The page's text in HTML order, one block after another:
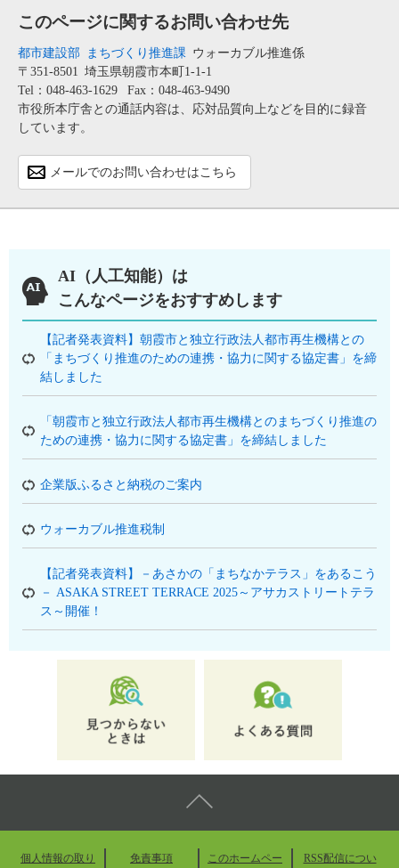
このページに関するお問い合わせ先
都市建設部 まちづくり推進課 ウォーカブル推進係
〒351-8501
埼玉県朝霞市本町1-1-1
Tel：048-463-1629
Fax：048-463-9490
市役所本庁舎との通話内容は、応対品質向上などを目的に録音
しています。
メールでのお問い合わせはこちら
AI（人工知能）は
こんなページをおすすめします
【記者発表資料】朝霞市と独立行政法人都市再生機構との
「まちづくり推進のための連携・協力に関する協定書」を締
結しました
「朝霞市と独立行政法人都市再生機構とのまちづくり推進の
ための連携・協力に関する協定書」を締結しました
企業版ふるさと納税のご案内
ウォーカブル推進税制
【記者発表資料】－あさかの「まちなかテラス」をあるこう
－ ASAKA STREET TERRACE 2025～アサカストリートテラ
ス～開催！
個人情報の取り
免責事項
このホームペー
RSS配信につい